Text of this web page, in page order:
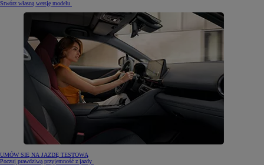
Stwórz własną wersję modelu
UMÓW SIĘ NA JAZDĘ TESTOWĄ
Poczuj prawdziwą przyjemność z jazdy